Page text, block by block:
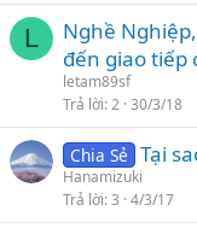
L
Nghề
đến giao tiếp
letam89sf
Trả lời 2 30/3/18
Chia Sẻ Tại
Hanamizuki
Trả lời 3 4/3/17